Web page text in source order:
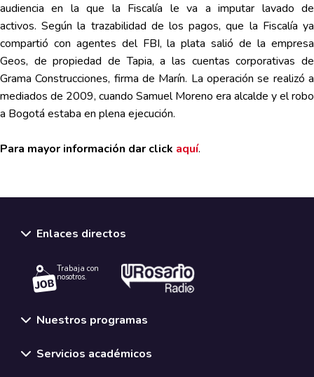
audiencia en la que la Fiscalía le va a imputar lavado de
activos. Según la trazabilidad de los pagos, que la Fiscalía ya
compartió con agentes del FBI, la plata salió de la empresa
Geos, de propiedad de Tapia, a las cuentas corporativas de
Grama Construcciones, firma de Marín. La operación se realizó a
mediados de 2009, cuando Samuel Moreno era alcalde y el robo
a Bogotá estaba en plena ejecución.
Para mayor información dar click aquí.
Enlaces directos
Trabaja con
nosotros.
Nuestros programas
Servicios académicos